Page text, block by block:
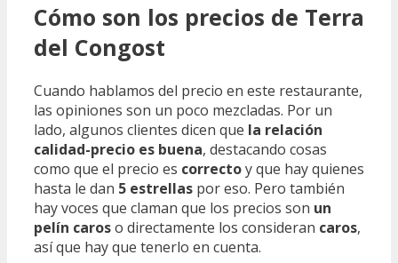
Cómo son los precios de Terra
del Congost
Cuando hablamos del precio en este restaurante,
las opiniones son un poco mezcladas. Por un
lado, algunos clientes dicen que la relación
calidad-precio es buena, destacando cosas
como que el precio es correctoy que hay quienes
hasta le dan 5 estrellas por eso. Pero también
hay voces que claman que los precios son un
pelín caroso directamente los consideran caros,
así que hay que tenerlo en cuenta.